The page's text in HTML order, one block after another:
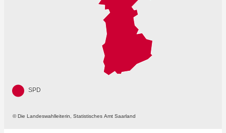
© Die Landeswahlleiterin, Statistisches Amt Saarland
SPD